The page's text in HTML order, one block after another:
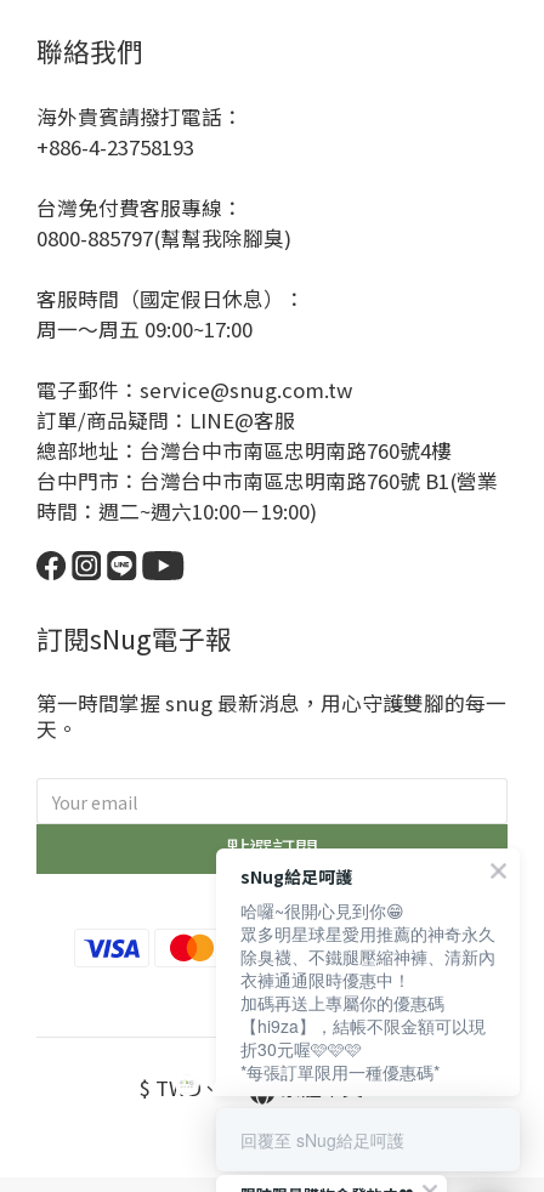
聯絡我們
海外貴賓請撥打電話：
+886-4-23758193
台灣免付費客服專線：
0800-885797(幫幫我除腳臭)
客服時間（國定假日休息）：
周一～周五 09:00~17:00
電子郵件：service@snug.com.tw
訂單/商品疑問： LINE@客服
總部地址：台灣台中市南區忠明南路760號4樓
台中門市：台灣台中市南區忠明南路760號 B1(營業
時間：週二~週六10:00－19:00)
訂閱sNug電子報
第一時間掌握 snug 最新消息，用心守護雙腳的每一
天。
點選訂閱
$ TWD 繁體中文
sNug給足呵護
哈囉~很開心見到你😁
眾多明星球星愛用推薦的神奇永久
除臭襪、不鐵腿壓縮神褲、清新內
衣褲通通限時優惠中！
加碼再送上專屬你的優惠碼
【hi9za】，結帳不限金額可以現
折30元喔🩷🩷🩷
*每張訂單限用一種優惠碼*
回覆至 sNug給足呵護